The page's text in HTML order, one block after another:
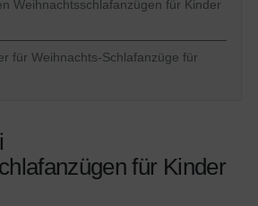
Weihnachtsschlafanzügen für Kinder
für Weihnachts-Schlafanzüge für
für Kinder